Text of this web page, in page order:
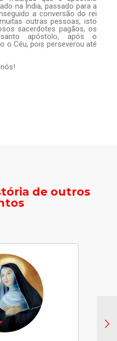
na Índia, passado para a
a conversão do rei
outras pessoas, isto
sacerdotes pagãos, os
apóstolo, após o
o Céu, pois perseverou até
de outros